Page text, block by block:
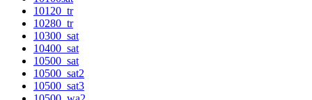
10120_tr
10280_tr
10300_sat
10400_sat
10500_sat
10500_sat2
10500_sat3